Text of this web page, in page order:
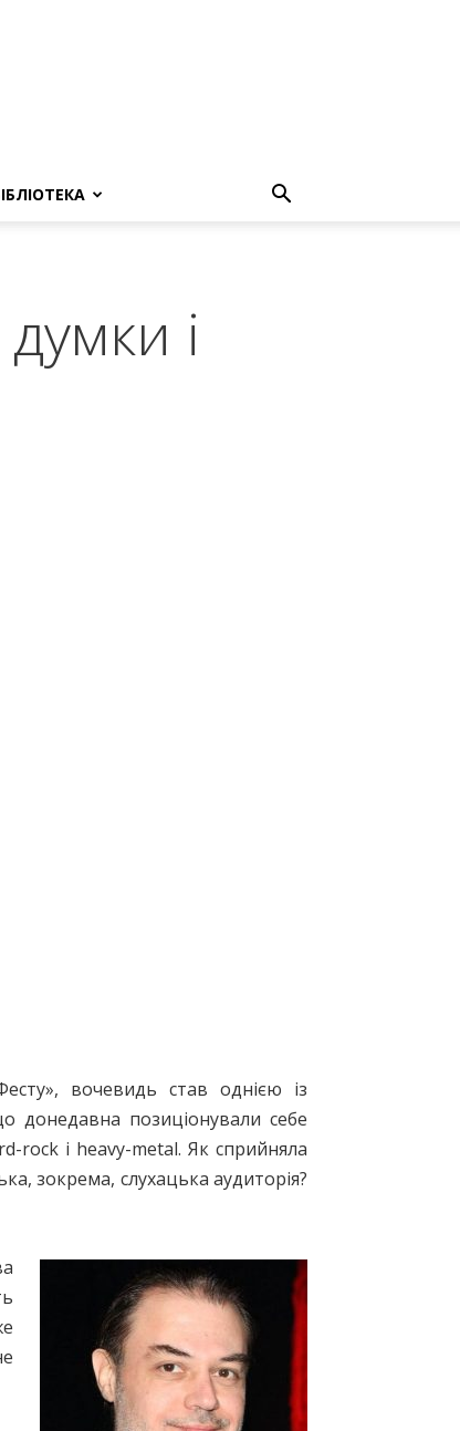
і
вочевидь став однією із
донедавна позиціонували себе
rock і heavy-metal. Як сприйняла
зокрема, слухацька аудиторія?